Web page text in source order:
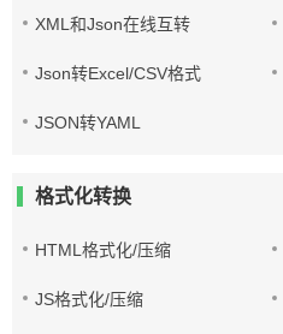
XML和Json在线互转
Json转Excel/CSV格式
JSON转YAML
格式化转换
HTML格式化/压缩
JS格式化/压缩